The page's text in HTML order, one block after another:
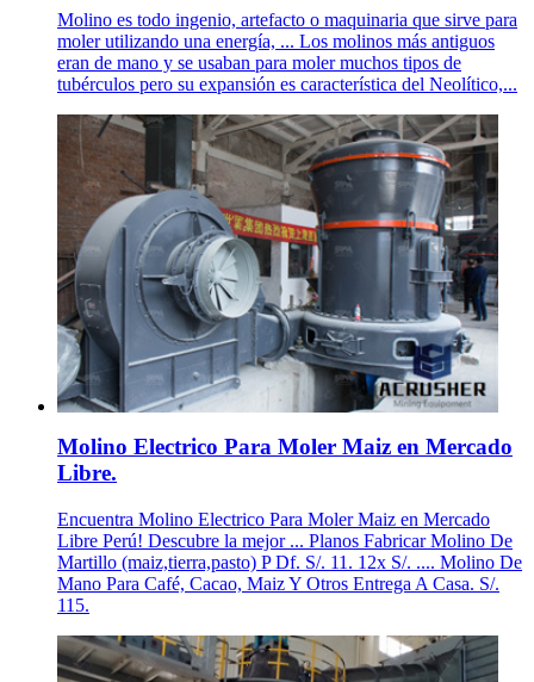
Molino es todo ingenio, artefacto o maquinaria que sirve para
moler utilizando una energía, ... Los molinos más antiguos
eran de mano y se usaban para moler muchos tipos de
tubérculos pero su expansión es característica del Neolítico,...
Molino Electrico Para Moler Maiz en Mercado
Libre.
Encuentra Molino Electrico Para Moler Maiz en Mercado
Libre Perú! Descubre la mejor ... Planos Fabricar Molino De
Martillo (maiz,tierra,pasto) P Df. S/. 11. 12x S/. .... Molino De
Mano Para Café, Cacao, Maiz Y Otros Entrega A Casa. S/.
115.